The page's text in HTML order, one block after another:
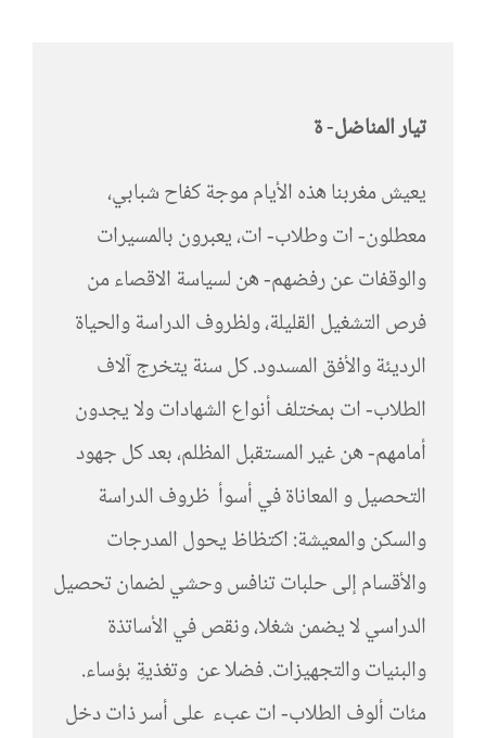
تيار المناضل- ة
يعيش مغربنا هذه الأيام موجة كفاح شبابي،
معطلون- ات وطلاب- ات، يعبرون بالمسيرات
والوقفات عن رفضهم- هن لسياسة الاقصاء من
فرص التشغيل القليلة، ولظروف الدراسة والحياة
الرديئة والأفق المسدود. كل سنة يتخرج آلاف
الطلاب- ات بمختلف أنواع الشهادات ولا يجدون
أمامهم- هن غير المستقبل المظلم، بعد كل جهود
التحصيل و المعاناة في أسوأ ظروف الدراسة
والسكن والمعيشة: اكتظاظ يحول المدرجات
والأقسام إلى حلبات تنافس وحشي لضمان تحصيل
الدراسي لا يضمن شغلا، ونقص في الأساتذة
والبنيات والتجهيزات. فضلا عن وتغذيةِ بؤساء.
مئات ألوف الطلاب- ات عبء على أسر ذات دخل